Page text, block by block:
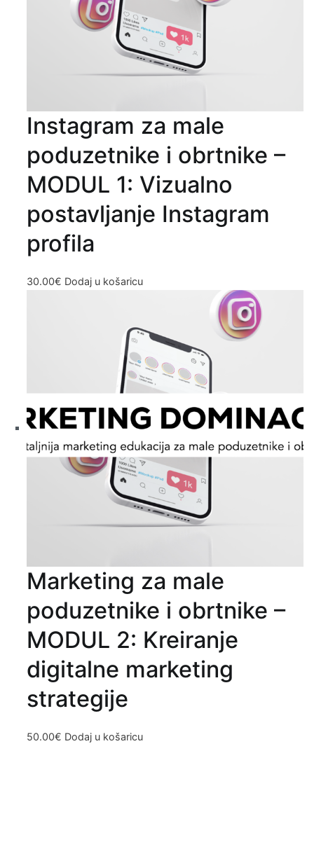
Instagram za male
poduzetnike i obrtnike –
MODUL 1: Vizualno
postavljanje Instagram
profila
30.00€ Dodaj u košaricu
Marketing za male
poduzetnike i obrtnike –
MODUL 2: Kreiranje
digitalne marketing
strategije
50.00€ Dodaj u košaricu